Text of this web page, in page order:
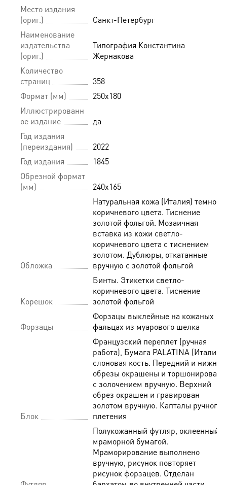
Место издания
(ориг.)
Санкт-Петербург
Наименование
издательства
(ориг.)
Типография Константина
Жернакова
Количество
страниц
358
Формат (мм)
250x180
Иллюстрированн
ое издание
да
Год издания
(переиздания)
2022
Год издания
1845
Обрезной формат
(мм)
240х165
Обложка
Натуральная кожа (Италия) темно-
коричневого цвета. Тиснение
золотой фольгой. Мозаичная
вставка из кожи светло-
коричневого цвета с тиснением
золотом. Дублюры, откатанные
вручную с золотой фольгой
Корешок
Бинты. Этикетки светло-
коричневого цвета. Тиснение
золотой фольгой
Форзацы
Форзацы выклейные на кожаных
фальцах из муарового шелка
Блок
Французский переплет (ручная
работа), Бумага PALATINA (Италия),
слоновая кость. Передний и нижний
обрезы окрашены и торшонированы
с золочением вручную. Верхний
обрез окрашен и гравирован
золотом вручную. Капталы ручного
плетения
Полукожанный футляр, оклеенный
мраморной бумагой.
Мраморирование выполнено
вручную, рисунок повторяет
рисунок форзацев. Отделан